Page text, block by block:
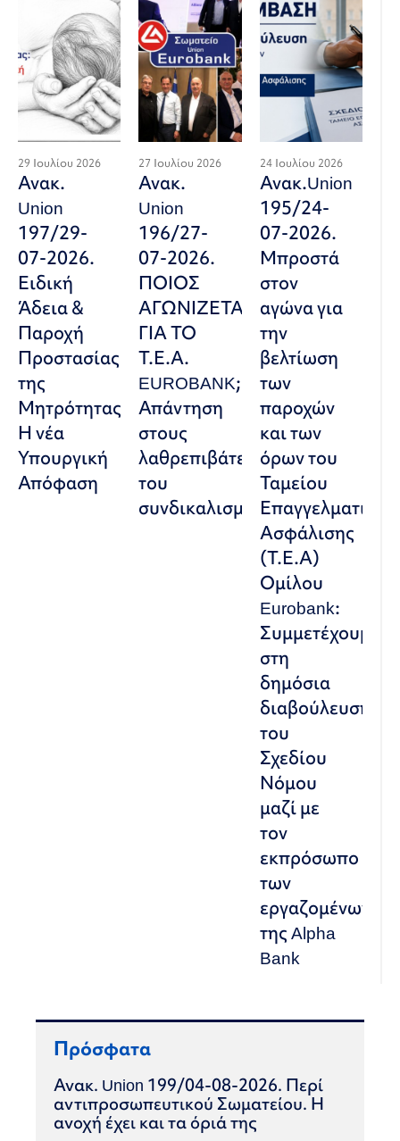
29 Ιουλίου 2026
Ανακ.
Union
197/29-
07-2026.
Ειδική
Άδεια &
Παροχή
Προστασίας
της
Μητρότητας:
Η νέα
Υπουργική
Απόφαση
27 Ιουλίου 2026
Ανακ.
Union
196/27-
07-2026.
ΠΟΙΟΣ
ΑΓΩΝΙΖΕΤΑΙ
ΓΙΑ ΤΟ
Τ.Ε.Α.
EUROBANK;
Απάντηση
στους
λαθρεπιβάτες
του
συνδικαλισμού
24 Ιουλίου 2026
Ανακ.Union
195/24-
07-2026.
Μπροστά
στον
αγώνα για
την
βελτίωση
των
παροχών
και των
όρων του
Ταμείου
Επαγγελματικής
Ασφάλισης
(Τ.Ε.Α)
Ομίλου
Eurobank:
Συμμετέχουμε
στη
δημόσια
διαβούλευση
του
Σχεδίου
Νόμου
μαζί με
τον
εκπρόσωπο
των
εργαζομένων
της Alpha
Bank
Πρόσφατα
Ανακ. Union 199/04-08-2026. Περί
αντιπροσωπευτικού Σωματείου. Η
ανοχή έχει και τα όριά της